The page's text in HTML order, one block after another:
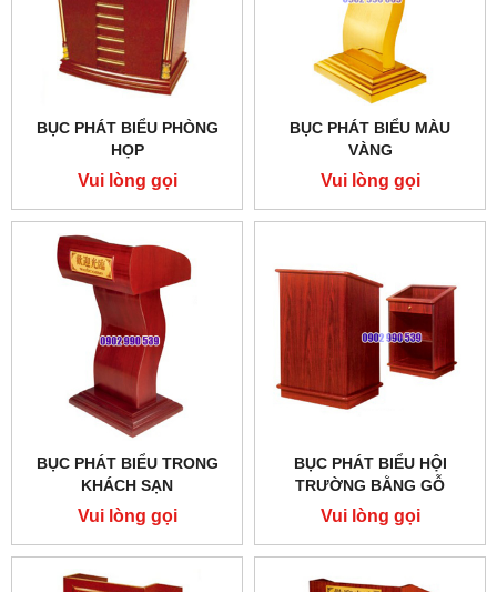
BỤC PHÁT BIỂU PHÒNG
HỌP
Vui lòng gọi
BỤC PHÁT BIỂU MÀU
VÀNG
Vui lòng gọi
BỤC PHÁT BIỂU TRONG
KHÁCH SẠN
Vui lòng gọi
BỤC PHÁT BIỂU HỘI
TRƯỜNG BẰNG GỖ
Vui lòng gọi